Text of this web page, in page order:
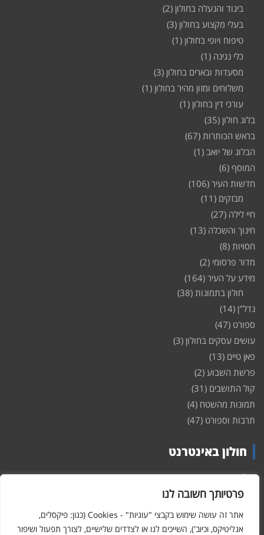
פרטיותך חשובה לנו
אתר זה עושה שימוש בקבצי "עוגיות" - Cookies (כגון: פיקסלים,
אנליטיקס, וכיוב'), השייכים לנו או לצדדים שלישיים, לצורך תפעול ושיפור
ביגוד והנעלה בחולון (2)
בעלי מקצוע בחולון (3)
טיפוח ויופי בחולון (1)
כלי נגינה (1)
מסעדות ובארים בחולון (3)
משלוחים ומזון מהיר בחולון (1)
עורכי דין בחולון (1)
בלוג חולון (35)
בראש הכותרות (67)
הבלוג של יואב (1)
המוסף (6)
חדשות העיר (106)
מבזקים (11)
חיי לילה (27)
חינוך והשכלה (13)
חסויות (8)
מדור פרסומי (2)
מידע על העיר (164)
חולון בתמונות (38)
נדל"ן (14)
ספורט (47)
עושים עסקים בחולון (3)
פאן טיים (13)
פרשת השבוע (2)
קול התושבים (31)
תמונות מהשטח (4)
תרבות וספורט (47)
חולון באינטרנט
חולוןבאינטרנט – האתר שמביא לכם עדכונים ומידע מהשטח מהעיר
חולון. במה פתוחה לקול תושבי חולון באינטרנט, מידע על
ופרוייקטים חדשים בעיר, חיי לילה, וכן טורי דעה, עסקים בחולון, ודיונים על
הנעשה בעיר. אתם מוזמנים ומוזמנות להשתתף בדיון ולשלוח לנו כתבות
ואף להגיב על הכתבות המפורסמות באתר.